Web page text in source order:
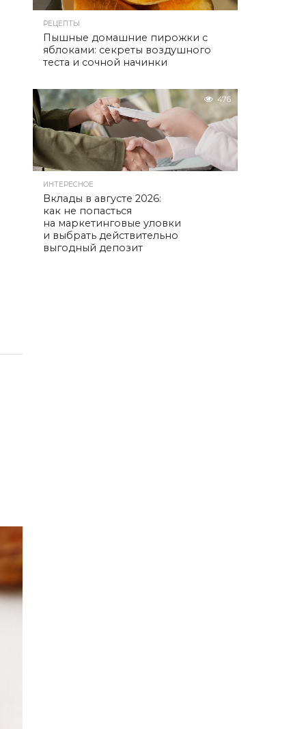
РЕЦЕПТЫ
Пышные домашние пирожки с
яблоками: секреты воздушного
теста и сочной начинки
476
ИНТЕРЕСНОЕ
Вклады в августе 2026:
как не попасться
на маркетинговые уловки
и выбрать действительно
выгодный депозит